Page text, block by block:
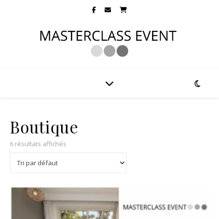
Boutique
6 résultats affichés